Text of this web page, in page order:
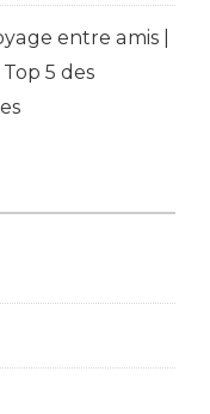
entre amis |
Top 5 des